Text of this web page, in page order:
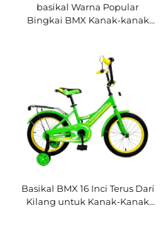
basikal Warna Popular
Bingkai BMX Kanak-kanak
Kelajuan Tunggal Paling
Laris 2025
Basikal BMX 16 Inci Terus Dari
Kilang untuk Kanak-Kanak